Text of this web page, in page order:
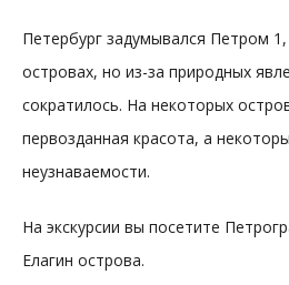
Петербург задумывался Петром
островах, но из-за природных
сократилось. На некоторых
первозданная красота, а
неузнаваемости.
На экскурсии вы посетите
Елагин острова.